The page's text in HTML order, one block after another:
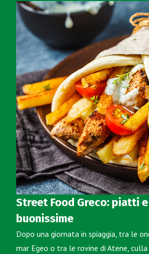
Street Food Greco: piatti
buonissime
Dopo una giornata in spiaggia, tra le
mar Egeo o tra le rovine di Atene,